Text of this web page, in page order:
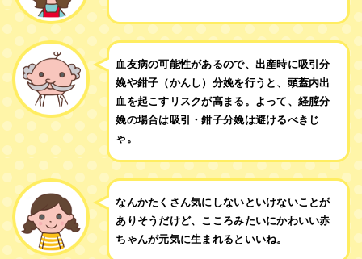
血友病の可能性があるので、出産時に吸引分
娩や鉗子（かんし）分娩を行うと、頭蓋内出
血を起こすリスクが高まる。よって、経腟分
娩の場合は吸引・鉗子分娩は避けるべきじ
ゃ。
なんかたくさん気にしないといけないことが
ありそうだけど、こころみたいにかわいい赤
ちゃんが元気に生まれるといいね。